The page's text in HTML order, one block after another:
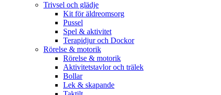
Trivsel och glädje
Kit för äldreomsorg
Pussel
Spel & aktivitet
Terapidjur och Dockor
Rörelse & motorik
Rörelse & motorik
Aktivitetstavlor och trälek
Bollar
Lek & skapande